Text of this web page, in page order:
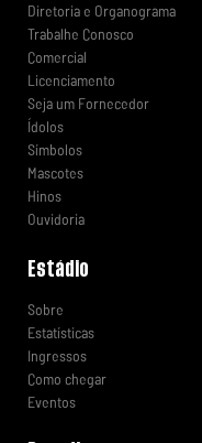
Diretoria e Organograma
Trabalhe Conosco
Comercial
Licenciamento
Seja um Fornecedor
Ídolos
Símbolos
Mascotes
Hinos
Ouvidoria
Estádio
Sobre
Estatísticas
Ingressos
Como chegar
Eventos